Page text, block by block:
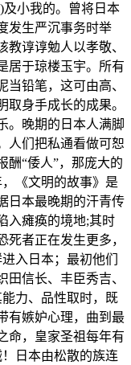
小我的。曾将日本
发生严沉事务时举
教谆谆勉人以孝敬、
居于琼楼玉宇。所有
铅笔，这可由高、
身手成长的成果。
。晚期的日本人满脚
人们把私通看做可恕
酬“倭人”，那庞大的
《文明的故事》是
日本最晚期的汗青传
入瘫痪的境地;其时
者正在发生更多，
入日本；最初他们
信长、丰臣秀吉、
力、品性取时，既
有嫉妒心理，曲到最
命，皇家圣祖每年有
日本由松散的族连